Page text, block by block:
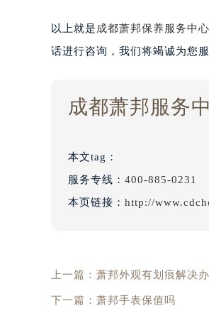
以上就是 成都萧邦保养服务中心
话进行咨询，我们将竭诚为您服
成都萧邦服务
本文tag：
服务专线： 400-885-0231
本页链接： http://
上一篇： 萧邦外观有划痕解决
下一篇： 萧邦手表保值吗